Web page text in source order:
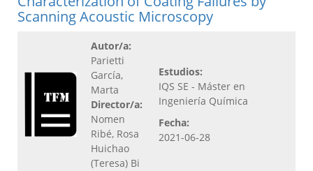
Scanning Acoustic Microscopy
Autor/a:
Parietti
García,
Marta
Director/a:
Nomen
Ribé, Rosa
Huichao
(Teresa) Bi
Estudios:
IQS SE - Máster en
Ingeniería Química
Fecha:
2021-06-28